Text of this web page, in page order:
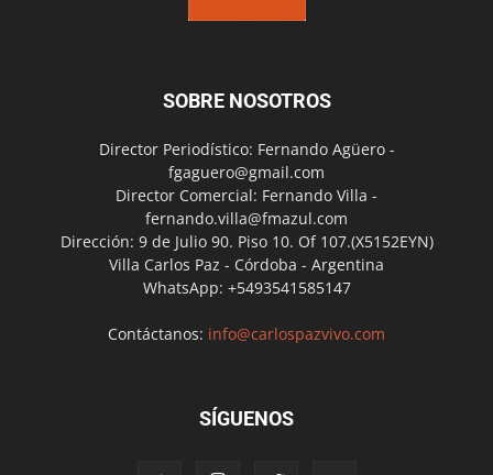
SOBRE NOSOTROS
Director Periodístico: Fernando Agüero -
fgaguero@gmail.com
Director Comercial: Fernando Villa -
fernando.villa@fmazul.com
Dirección: 9 de Julio 90. Piso 10. Of 107.(X5152EYN)
Villa Carlos Paz - Córdoba - Argentina
WhatsApp: +5493541585147
Contáctanos: info@carlospazvivo.com
SÍGUENOS